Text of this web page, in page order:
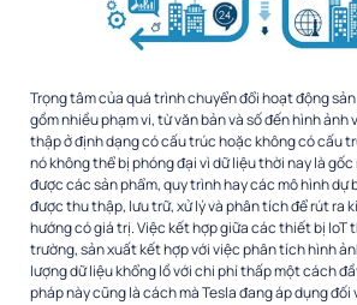
Trọng tâm của quá trình chuyển đổi hoạt động
gồm nhiều phạm vi, từ văn bản và số đến hình ảnh
thập ở định dạng có cấu trúc hoặc không có cấu
nó không thể bị phóng đại vì dữ liệu thời nay là
được các sản phẩm, quy trình hay các mô hình dự
được thu thập, lưu trữ, xử lý và phân tích để rút ra
hướng có giá trị. Việc kết hợp giữa các thiết bị IoT
trường, sản xuất kết hợp với việc phân tích hình
lượng dữ liệu khổng lồ với chi phí thấp một cách
pháp này cũng là cách mà Tesla đang áp dụng đối